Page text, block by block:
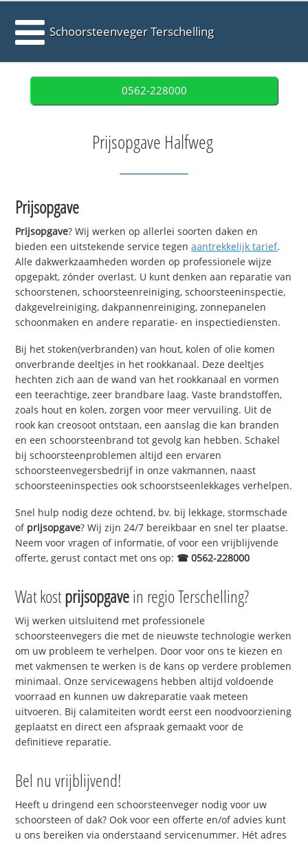
Schoorsteenveger Terschelling
0562-228000
Prijsopgave Halfweg
Prijsopgave
Prijsopgave? Wij werken op allerlei soorten daken en
bieden een uitstekende service tegenaantrekkelijk tarief.
Alle dakwerkzaamheden worden op professionele wijze
opgepakt, zónder overlast. U kunt denken aan reparatie van
schoorstenen, schoorsteenreiniging, schoorsteeninspectie,
dakgevelreiniging, dakpannenreiniging, zonnepanelen
schoonmaken en andere reparatie- en inspectiediensten.
Bij het stoken(verbranden) van hout, kolen of olie komen
onverbrande deeltjes in het rookkanaal. Deze deeltjes
hechten zich aan de wand van het rookkanaal en vormen
een teerachtige, zeer brandbare laag. Vaste brandstoffen,
zoals hout en kolen, zorgen voor meer vervuiling. Uit de
rook kan creosoot ontstaan, een aanslag die kan branden
en een schoorsteenbrand tot gevolg kan hebben. Schakel
bij schoorsteenproblemen altijd een ervaren
schoorsteenvegersbedrijf in onze vakmannen, naast
schoorsteeninspecties ook schoorstseenlekkages verhelpen.
Snel hulp nodig deze ochtend, bv. bij lekkage, stormschade
of prijsopgave? Wij zijn 24/7 bereikbaar en snel ter plaatse.
Neem voor vragen of informatie, of voor een vrijblijvende
offerte, gerust contact met ons op: ☎ 0562-228000
Wat kostprijsopgavein regio Terschelling?
Wij werken uitsluitend met professionele
schoorsteenvegers die met de nieuwste technologie werken
om uw probleem te verhelpen. Door voor ons te kiezen en
met vakmensen te werken is de kans op verdere problemen
minimaal. Onze servicewagens hebben altijd voldoende
voorraad en kunnen uw dakreparatie vaak meteen
uitvoeren. Bij calamiteiten wordt eerst een noodvoorziening
geplaatst en direct een afspraak gemaakt voor de
definitieve reparatie.
Bel nu vrijblijvend!
Heeft u dringend een schoorsteenveger nodig voor uw
schoorsteen of dak? Ook voor een offerte en/of advies kunt
u ons bereiken via onderstaand servicenummer. Hét adres